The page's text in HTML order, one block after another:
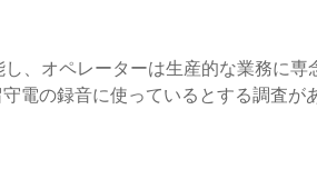
、オペレーターは生産的な業務に専
電の録音に使っているとする調査が